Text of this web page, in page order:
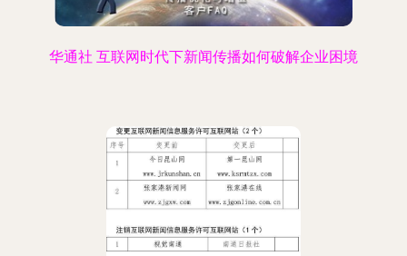
华通社 互联网时代下新闻传播如何破解企业困境